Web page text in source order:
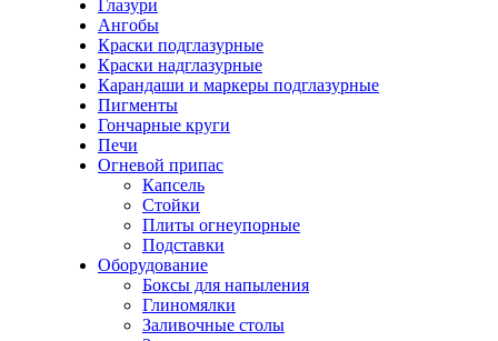
Глазури
Ангобы
Краски подглазурные
Краски надглазурные
Карандаши и маркеры подглазурные
Пигменты
Гончарные круги
Печи
Огневой припас
Капсель
Стойки
Плиты огнеупорные
Подставки
Оборудование
Боксы для напыления
Глиномялки
Заливочные столы